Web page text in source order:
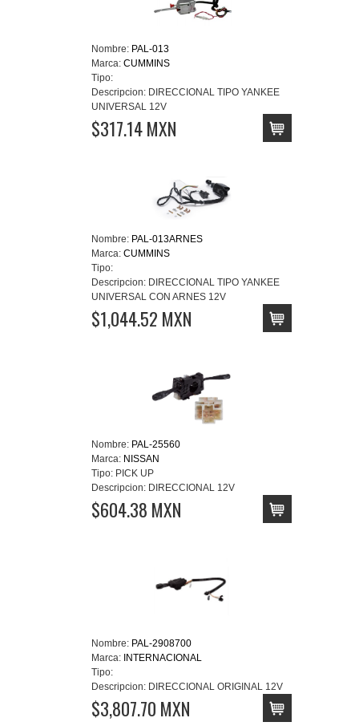
Nombre: PAL-013
Marca: CUMMINS
Tipo:
Descripcion: DIRECCIONAL TIPO YANKEE
UNIVERSAL 12V
$317.14 MXN
Nombre: PAL-013ARNES
Marca: CUMMINS
Tipo:
Descripcion: DIRECCIONAL TIPO YANKEE
UNIVERSAL CON ARNES 12V
$1,044.52 MXN
Nombre: PAL-25560
Marca: NISSAN
Tipo: PICK UP
Descripcion: DIRECCIONAL 12V
$604.38 MXN
Nombre: PAL-2908700
Marca: INTERNACIONAL
Tipo:
Descripcion: DIRECCIONAL ORIGINAL 12V
$3,807.70 MXN